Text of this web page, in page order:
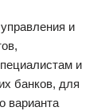
и
и
банков, для
варианта